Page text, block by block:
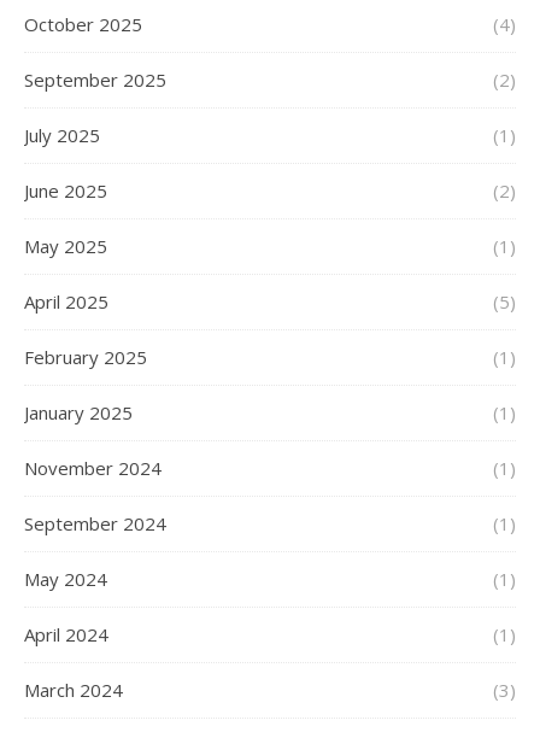
October 2025 (4)
September 2025 (2)
July 2025 (1)
June 2025 (2)
May 2025 (1)
April 2025 (5)
February 2025 (1)
January 2025 (1)
November 2024 (1)
September 2024 (1)
May 2024 (1)
April 2024 (1)
March 2024 (3)